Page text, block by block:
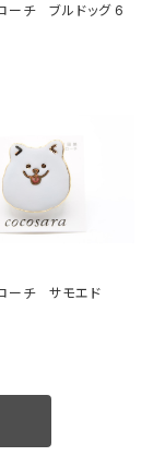
ーチ ブルドッグ 6
ーチ サモエド